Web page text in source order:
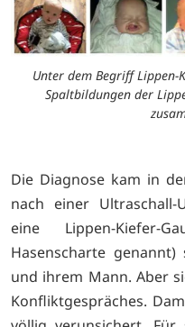
Unter dem Begriff Lippen-
Spaltbildungen der
Die Diagnose kam in
nach einer
eine Lippen-Kiefer-
Hasenscharte
und ihrem Mann. Aber
Konfliktgespräches.